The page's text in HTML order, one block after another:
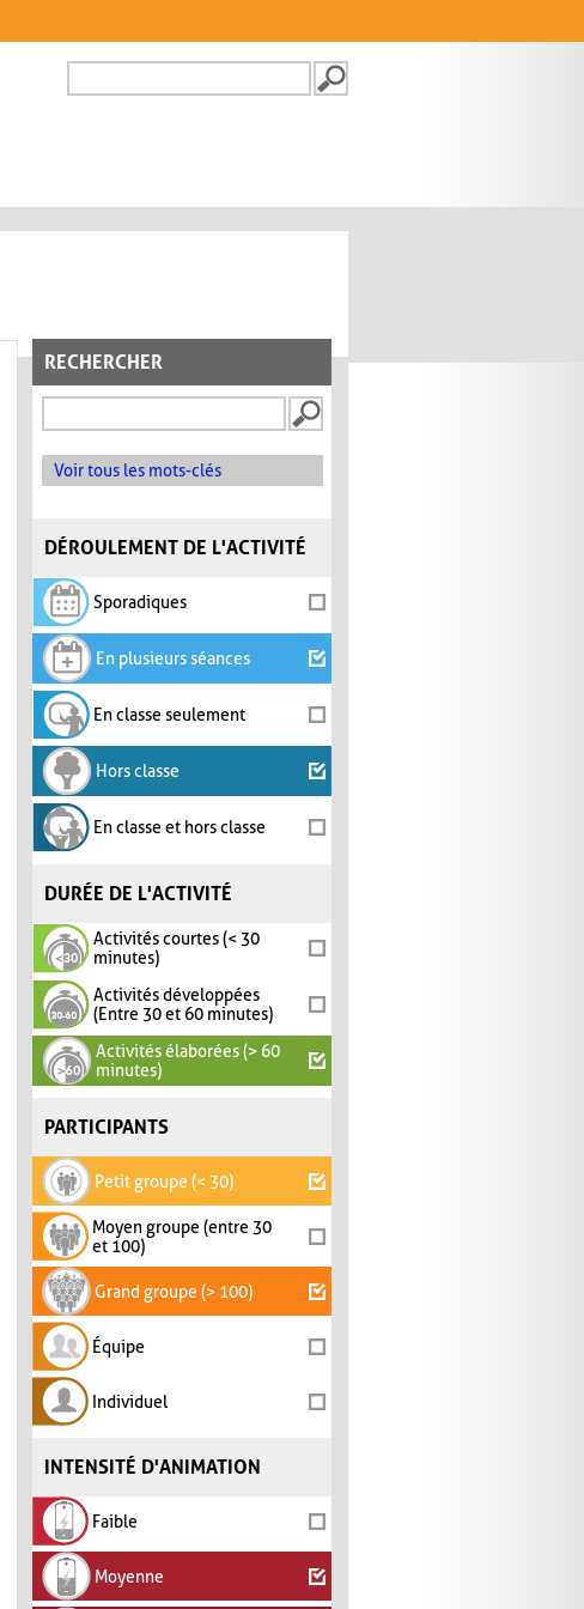
FORMULAIRE DE
RECHERCHER
Voir tous les mots-clés
DÉROULEMENT DE L'ACTIVITÉ
Sporadiques
En plusieurs séances
En classe seulement
Hors classe
En classe et hors classe
DURÉE DE L'ACTIVITÉ
Activités courtes (< 30
minutes)
Activités développées
(Entre 30 et 60 minutes)
Activités élaborées (> 60
minutes)
PARTICIPANTS
Petit groupe (< 30)
Moyen groupe (entre 30
et 100)
Grand groupe (> 100)
Équipe
Individuel
INTENSITÉ D'ANIMATION
Faible
Moyenne